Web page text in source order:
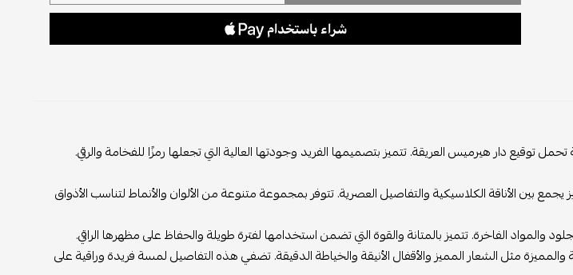
دار هيرميس العريقة. تتميز بتصميمها الفريد وجودتها العالية التي تجعلها رمزًا للفخامة والرقي.
بين الأناقة الكلاسيكية والتفاصيل العصرية. تتوفر بمجموعة متنوعة من الألوان والأنماط لتناسب الأذواق
الفاخرة. تتميز بالمتانة والقوة التي تضمن استخدامها لفترة طويلة والحفاظ على مظهرها الراقي.
مثل الشعار المميز والأقفال الأنيقة والخياطة الدقيقة. تضفي هذه التفاصيل لمسة فريدة وراقية على